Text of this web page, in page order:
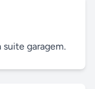
garagem.